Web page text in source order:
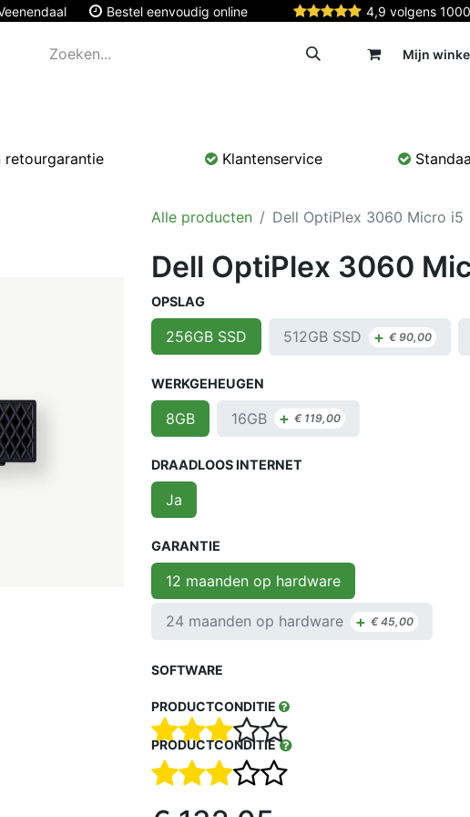
Bestel eenvoudig online 4,9 volgens
Mijn
retourgarantie Klantenservice
Alle producten Dell OptiPlex 3060 Micro i5
Dell OptiPlex 3060
OPSLAG
256GB SSD 512GB SSD + €90,00
WERKGEHEUGEN
8GB 16GB + € 119,00
DRAADLOOS INTERNET
Ja
GARANTIE
12 maanden op hardware
24 maanden op hardware + € 45,00
SOFTWARE
PRODUCTCONDITIE
PRODUCTCONDITIE